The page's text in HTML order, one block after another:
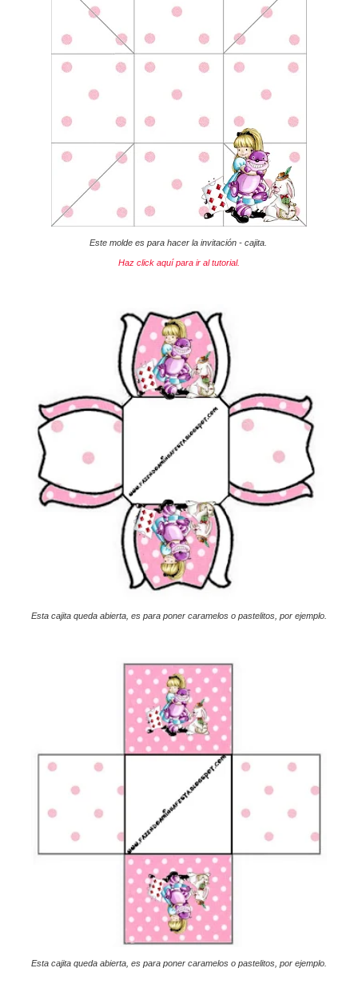
Este molde es para hacer la invitación - cajita.
Haz click aquí para ir al tutorial.
Esta cajita queda abierta, es para poner caramelos o pastelitos, por ejemplo.
Esta cajita queda abierta, es para poner caramelos o pastelitos, por ejemplo.